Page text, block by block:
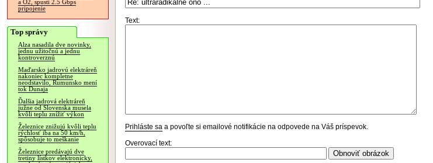
a O2, spustí 2.5 Gbps
pripojenie
Top správy
Alza nasadila dve novinky,
jednu užitočnú a jednu
kontroverznú
Maďarsko jadrovú elektráreň
nakoniec kompletne
neodstavilo, Rumunsko mení
tok Dunaja
Ďalšia jadrová elektráreň
južne od Slovenska musela
kvôli teplu znížiť výkon
Železnice znižujú kvôli teplu
rýchlosť iba na 50 km/h,
spôsobuje to meškanie
Železnice predávajú dve
tretiny lístkov elektronicky,
Text:
Prihláste sa a povoľte si emailové notifikácie na odpovede na Váš príspevok.
Overovací text: